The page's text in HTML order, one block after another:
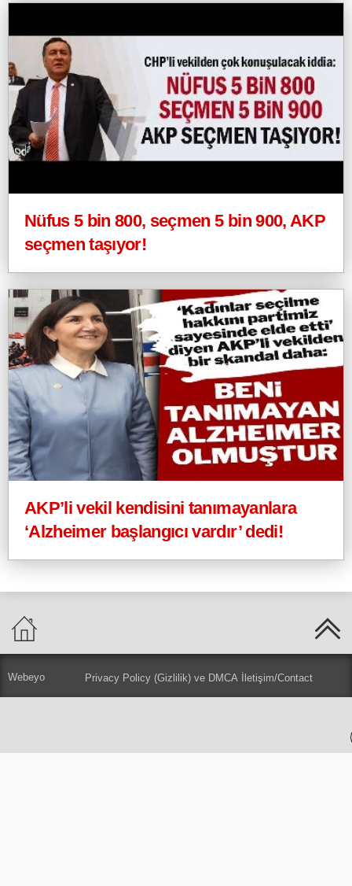
Nüfus 5 bin 800, seçmen 5 bin 900, AKP
seçmen taşıyor!
AKP’li vekil kendisini tanımayanlara
‘Alzheimer başlangıcı vardır’ dedi!
Webeyo Privacy Policy (Gizlilik) ve DMCA İletişim/Contact